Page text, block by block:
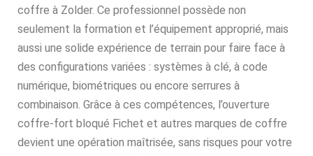
coffre à Zolder. Ce professionnel possède non
seulement la formation et l’équipement approprié, mais
aussi une solide expérience de terrain pour faire face à
des configurations variées : systèmes à clé, à code
numérique, biométriques ou encore serrures à
combinaison. Grâce à ces compétences, l’ouverture
coffre-fort bloqué Fichet et autres marques de coffre
devient une opération maîtrisée, sans risques pour votre